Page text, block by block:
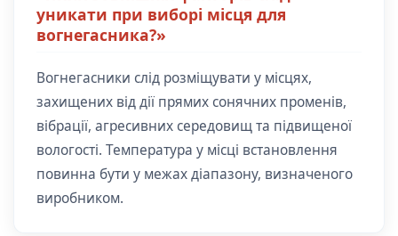
уникати при виборі місця для
вогнегасника?»
Вогнегасники слід розміщувати у місцях,
захищених від дії прямих сонячних променів,
вібрації, агресивних середовищ та підвищеної
вологості. Температура у місці встановлення
повинна бути у межах діапазону, визначеного
виробником.